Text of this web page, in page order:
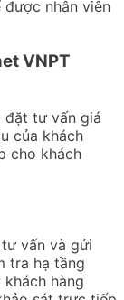
nhân viên
VNPT
đặt tư vấn giá
của khách
cho khách
vấn và gửi
tra hạ tầng
hàng